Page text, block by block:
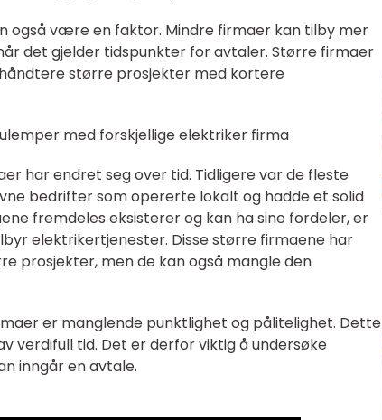
også være en faktor. Mindre firmaer kan tilby mer
det gjelder tidspunkter for avtaler. Større firmaer
større prosjekter med kortere
med forskjellige elektriker firma
har endret seg over tid. Tidligere var de fleste
bedrifter som opererte lokalt og hadde et solid
fremdeles eksisterer og kan ha sine fordeler, er
elektrikertjenester. Disse større firmaene har
prosjekter, men de kan også mangle den
er manglende punktlighet og pålitelighet. Dette
verdifull tid. Det er derfor viktig å undersøke
inngår en avtale.